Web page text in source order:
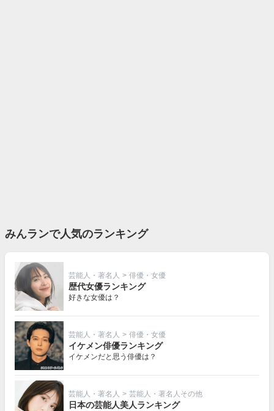
みんランで人気のランキング
芸能人・著名人 > 俳優・女優
歴代女優ランキング
好きな女優は？
芸能人・著名人 > 俳優・女優
イケメン俳優ランキング
イケメンだと思う俳優は？
芸能人・著名人 > 芸能人・著名人その他
日本の芸能人美人ランキング